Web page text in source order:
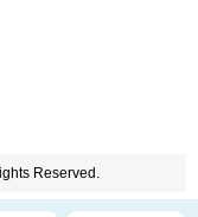
Reserved.